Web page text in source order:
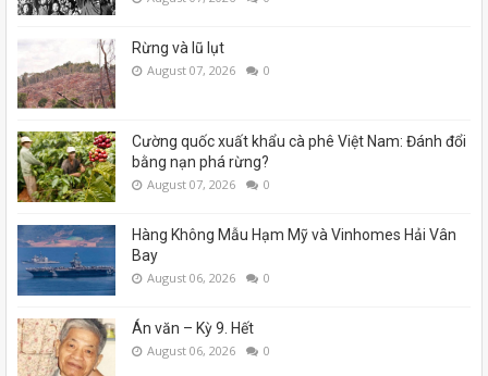
Rừng và lũ lụt
August 07, 2026 0
Cường quốc xuất khẩu cà phê Việt Nam: Đánh đổi
bằng nạn phá rừng?
August 07, 2026 0
Hàng Không Mẫu Hạm Mỹ và Vinhomes Hải Vân
Bay
August 06, 2026 0
Án văn – Kỳ 9. Hết
August 06, 2026 0